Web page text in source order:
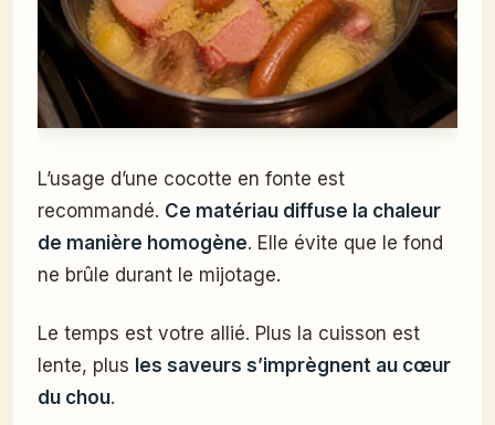
L’usage d’une cocotte en fonte est
recommandé. Ce matériau diffuse la chaleur
de manière homogène. Elle évite que le fond
ne brûle durant le mijotage.
Le temps est votre allié. Plus la cuisson est
lente, plus les saveurs s’imprègnent au cœur
du chou.